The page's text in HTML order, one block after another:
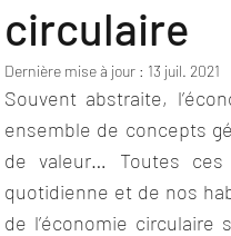
circulaire
Dernière mise à jour : 13 juil. 2021
Souvent abstraite,
ensemble de concepts
de valeur… Toutes
quotidienne et de nos
de l’économie